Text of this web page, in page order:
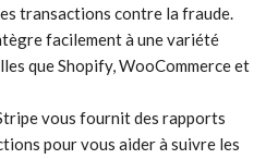
transactions contre la fraude.
facilement à une variété
que Shopify, WooCommerce et
vous fournit des rapports
pour vous aider à suivre les